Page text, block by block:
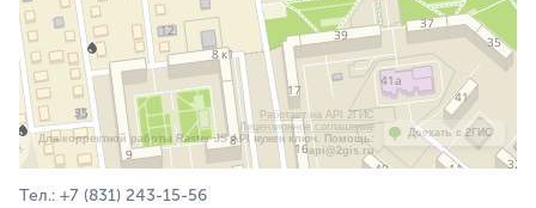
Работает на API 2ГИС
Лицензионное соглашение
Для корректной работы Raster JS API нужен ключ. Помощь:
api@2gis.ru
Доехать с 2ГИС
Тел.: +7 (831) 243-15-56